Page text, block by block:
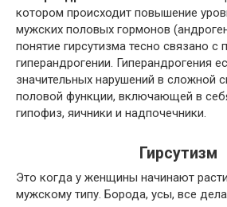
котором происходит повышение
мужских половых гормонов
понятие гирсутизма тесно связано с
гиперандрогении. Гиперандрогения
значительных нарушений в сложной
половой функции, включающей в
гипофиз, яичники и надпочечники.
Гирсутизм
Это когда у женщины начинают
мужскому типу. Борода, усы, все дела…